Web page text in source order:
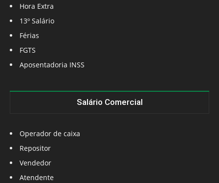
Hora Extra
13º Salário
Férias
FGTS
Aposentadoria INSS
Salário Comercial
Operador de caixa
Repositor
Vendedor
Atendente